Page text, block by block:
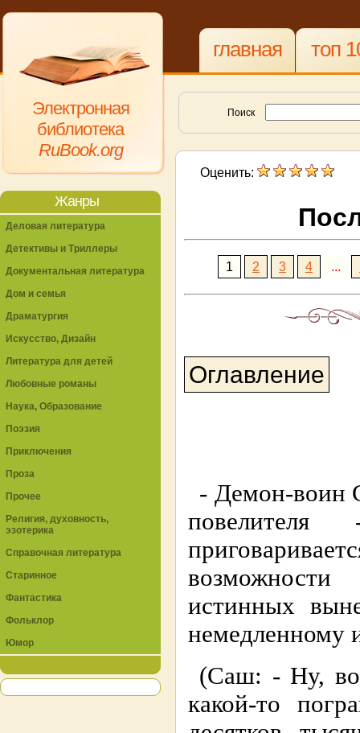
Электронная
библиотека
RuBook.org
главная топ
Поиск
Оценить:
1 2 3 4 ...
Оглавление
- Демон-воин
возможности
истинных
немедленному
(Саш: - Ну,
какой-то
Жанры
Деловая литература
Детективы и Триллеры
Документальная литература
Дом и семья
Драматургия
Искусство, Дизайн
Литература для детей
Любовные романы
Наука, Образование
Поэзия
Приключения
Проза
Прочее
Религия, духовность,
эзотерика
Справочная литература
Старинное
Фантастика
Фольклор
Юмор